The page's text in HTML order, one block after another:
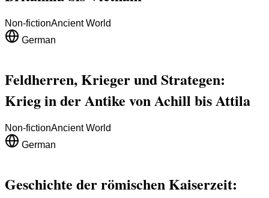
Non-fictionAncient World
German
Feldherren, Krieger und Strategen:
Krieg in der Antike von Achill bis Attila
Non-fictionAncient World
German
Geschichte der römischen Kaiserzeit: